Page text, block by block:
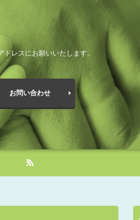
レスにお願いいたします。
お問い合わせ